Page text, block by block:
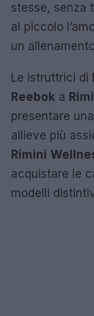
stesse, senza
al piccolo
un
Le istruttrici di
Reebok a
presentare
allieve più
Rimini
acquistare le
modelli